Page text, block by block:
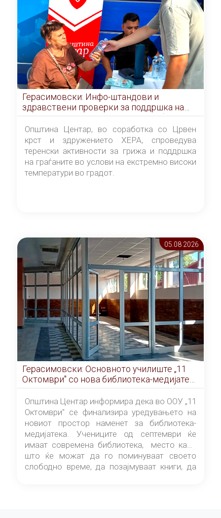
Герасимовски: Инфо-штандови и
здравствени проверки за поддршка на
граѓаните во услови на топлотен бран
Општина Центар, во соработка со Црвен
крст и здружението ХЕРА, спроведува
теренски активности за грижа и поддршка
на граѓаните во услови на екстремно високи
температури во градот.
05.08 2026
Герасимовски: Основното училиште „11
Октомври" со нова библиотека-медијатека
од септември
Општина Центар информира дека во ООУ „11
Октомври" се финализира уредувањето на
новиот простор наменет за библиотека-
медијатека. Учениците од септември ќе
имаат современа библиотека, место каде
што ќе можат да го поминуваат своето
слободно време, да позајмуваат книги, да